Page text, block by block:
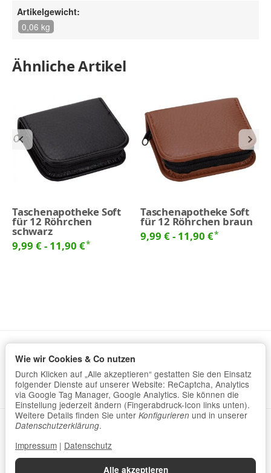
Artikelgewicht:
0,06 kg
Ähnliche Artikel
Taschenapotheke Soft
für 12 Röhrchen
schwarz
9,99 € - 11,90 €*
Taschenapotheke Soft
für 12 Röhrchen braun
9,99 € - 11,90 €*
Informationen
Gesetzliche Informationen
Datenschutzerklärung
Vertrag widerrufen
Alle akzeptieren
Wie wir Cookies & Co nutzen
Durch Klicken auf „Alle akzeptieren“ gestatten Sie den Einsatz
folgender Dienste auf unserer Website: ReCaptcha, Analytics
via Google Tag Manager, Google Analytics. Sie können die
Einstellung jederzeit ändern (Fingerabdruck-Icon links unten).
Weitere Details finden Sie unter Konfigurieren und in unserer
Datenschutzerklärung.
Impressum | Datenschutz